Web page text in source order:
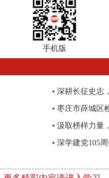
手机版
• 深耕长征史志
• 枣庄市薛城区
检察工作会议精
• 汲取榜样力量
• 深学建党105